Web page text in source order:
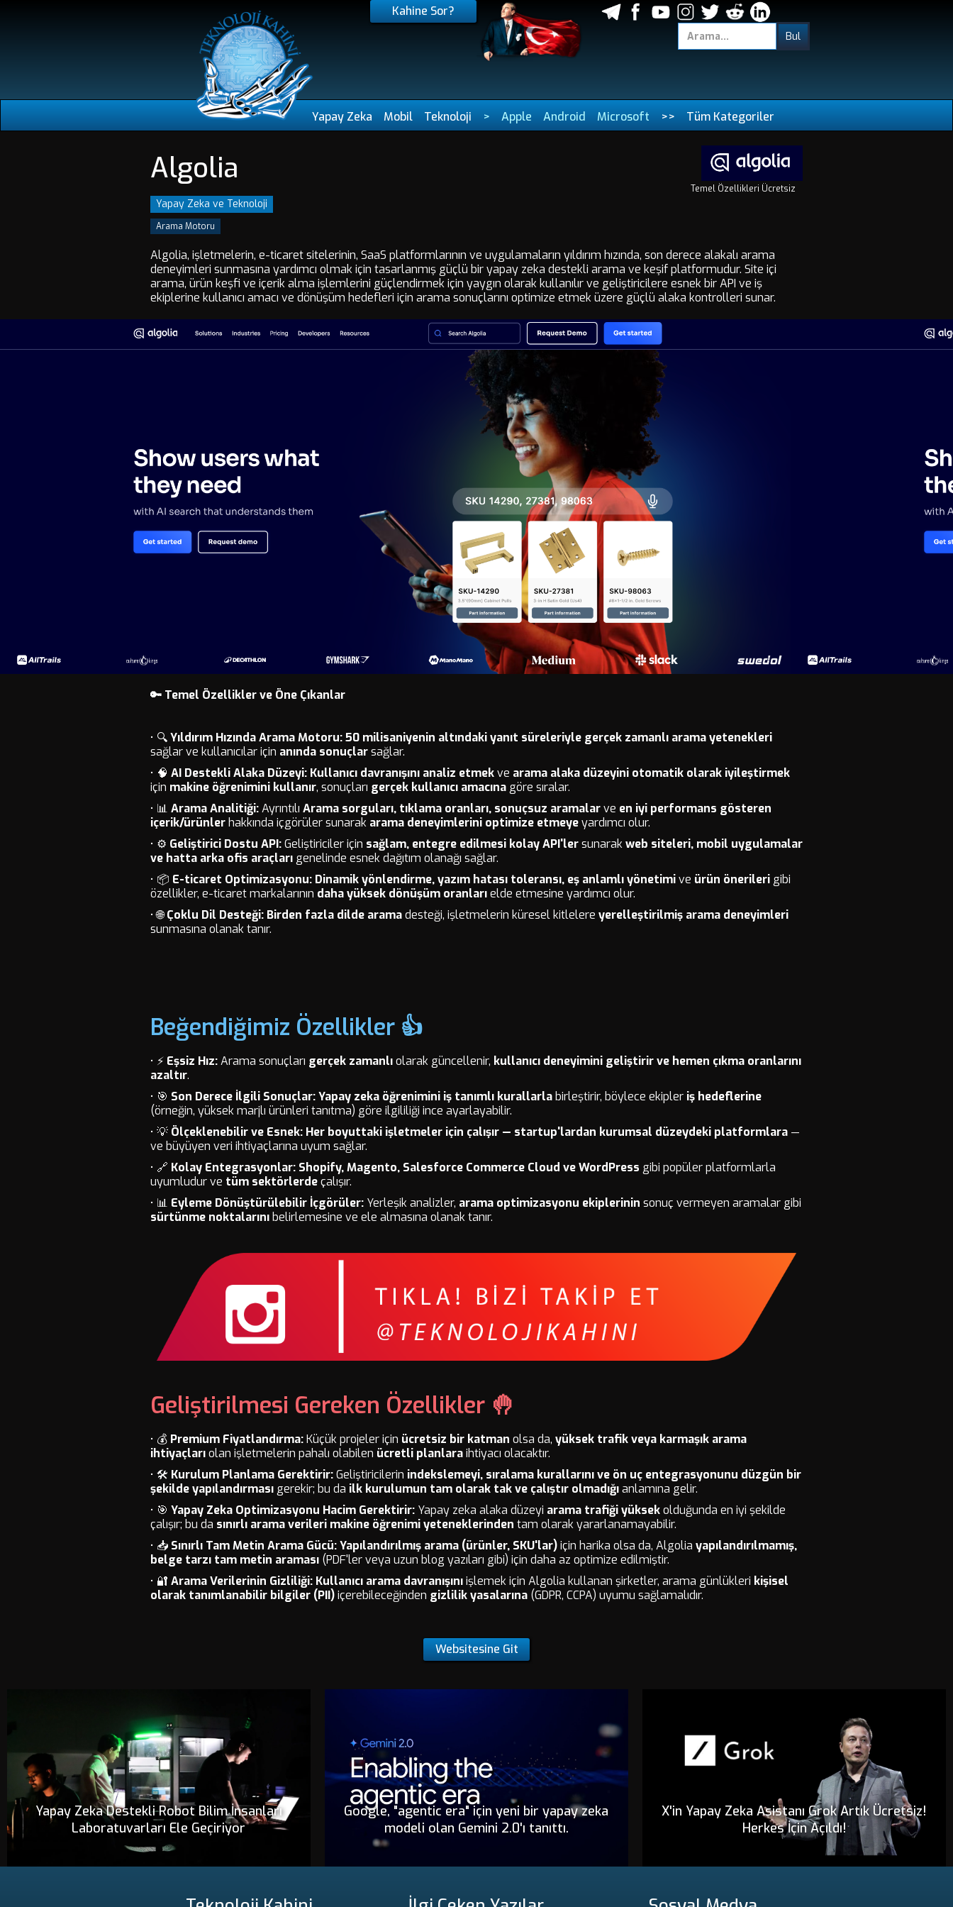
Kahine Sor?
Yapay Zeka Mobil Teknoloji > Apple Android Microsoft >> Tüm Kategoriler
Algolia
Yapay Zeka ve Teknoloji
Arama Motoru
Temel Özellikleri Ücretsiz
Algolia, işletmelerin, e-ticaret sitelerinin, SaaS platformlarının ve uygulamaların yıldırım hızında, son derece alakalı arama
deneyimleri sunmasına yardımcı olmak için tasarlanmış güçlü bir yapay zeka destekli arama ve keşif platformudur. Site içi
arama, ürün keşfi ve içerik alma işlemlerini güçlendirmek için yaygın olarak kullanılır ve geliştiricilere esnek bir API ve iş
ekiplerine kullanıcı amacı ve dönüşüm hedefleri için arama sonuçlarını optimize etmek üzere güçlü alaka kontrolleri sunar.
🔑 Temel Özellikler ve Öne Çıkanlar
• 🔍Yıldırım Hızında Arama Motoru:50 milisaniyenin altındaki yanıt süreleriyle gerçek zamanlı arama yetenekleri
sağlar ve kullanıcılar için anında sonuçlarsağlar.
• 🧠 AI Destekli Alaka Düzeyi: Kullanıcı davranışını analiz etmekve arama alaka düzeyini otomatik olarak iyileştirmek
için makine öğrenimini kullanır, sonuçları gerçek kullanıcı amacına göre sıralar.
• 📊 Arama Analitiği:Ayrıntılı Arama sorguları, tıklama oranları, sonuçsuz aramalarve en iyi performans gösteren
içerik/ürünler hakkında içgörüler sunarak arama deneyimlerini optimize etmeyeyardımcı olur.
• ⚙️ Geliştirici Dostu API:Geliştiriciler için sağlam, entegre edilmesi kolay API'lersunarakweb siteleri, mobil uygulamalar
ve hatta arka ofis araçları genelinde esnek dağıtım olanağı sağlar.
• 📦 E-ticaret Optimizasyonu: Dinamik yönlendirme, yazım hatası toleransı, eş anlamlı yönetimive ürün önerileri gibi
özellikler, e-ticaret markalarının daha yüksek dönüşüm oranlarıelde etmesine yardımcı olur.
• 🌐Çoklu Dil Desteği: Birden fazla dilde aramadesteği, işletmelerin küresel kitlelere yerelleştirilmiş arama deneyimleri
sunmasına olanak tanır.
Beğendiğimiz Özellikler 👍
• ⚡ Eşsiz Hız:Arama sonuçları gerçek zamanlıolarak güncellenir, kullanıcı deneyimini geliştirir ve hemen çıkma oranlarını
azaltır.
• 🎯 Son Derece İlgili Sonuçlar:Yapay zeka öğrenimini iş tanımlı kurallarla birleştirir, böylece ekipler iş hedeflerine
(örneğin, yüksek marjlı ürünleri tanıtma) göre ilgililiği ince ayarlayabilir.
• 💡 Ölçeklenebilir ve Esnek: Her boyuttaki işletmeler için çalışır — startup'lardan kurumsal düzeydeki platformlara —
ve büyüyen veri ihtiyaçlarına uyum sağlar.
• 🔗 Kolay Entegrasyonlar: Shopify, Magento, Salesforce Commerce Cloud ve WordPress gibi popüler platformlarla
uyumludur ve tüm sektörlerdeçalışır.
• 📊 Eyleme Dönüştürülebilir İçgörüler: Yerleşik analizler, arama optimizasyonu ekiplerinin sonuç vermeyen aramalar gibi
sürtünme noktalarını belirlemesine ve ele almasına olanak tanır.
Geliştirilmesi Gereken Özellikler 🤚
• 💰 Premium Fiyatlandırma:Küçük projeler için ücretsiz bir katman olsa da, yüksek trafik veya karmaşık arama
ihtiyaçlarıolan işletmelerin pahalı olabilen ücretli planlaraihtiyacı olacaktır.
• 🛠️ Kurulum Planlama Gerektirir:Geliştiricilerin indekslemeyi, sıralama kurallarını ve ön uç entegrasyonunu düzgün bir
şekilde yapılandırması gerekir; bu da ilk kurulumun tam olarak tak ve çalıştır olmadığıanlamına gelir.
• 🎯 Yapay Zeka Optimizasyonu Hacim Gerektirir: Yapay zeka alaka düzeyi arama trafiği yüksekolduğunda en iyi şekilde
çalışır; bu da sınırlı arama verileri makine öğrenimi yeteneklerinden tam olarak yararlanamayabilir.
• 📥 Sınırlı Tam Metin Arama Gücü:Yapılandırılmış arama (ürünler, SKU'lar)için harika olsa da, Algolia yapılandırılmamış,
belge tarzı tam metin araması (PDF'ler veya uzun blog yazıları gibi) için daha az optimize edilmiştir.
• 🔐 Arama Verilerinin Gizliliği: Kullanıcı arama davranışınıişlemek için Algolia kullanan şirketler, arama günlükleri kişisel
olarak tanımlanabilir bilgiler (PII)içerebileceğinden gizlilik yasalarına (GDPR, CCPA) uyumu sağlamalıdır.
Websitesine Git
Yapay Zeka Destekli Robot Bilim İnsanları
Laboratuvarları Ele Geçiriyor
Google, "agentic era" için yeni bir yapay zeka
modeli olan Gemini 2.0'ı tanıttı.
X'in Yapay Zeka Asistanı Grok Artık Ücretsiz!
Herkes İçin Açıldı!